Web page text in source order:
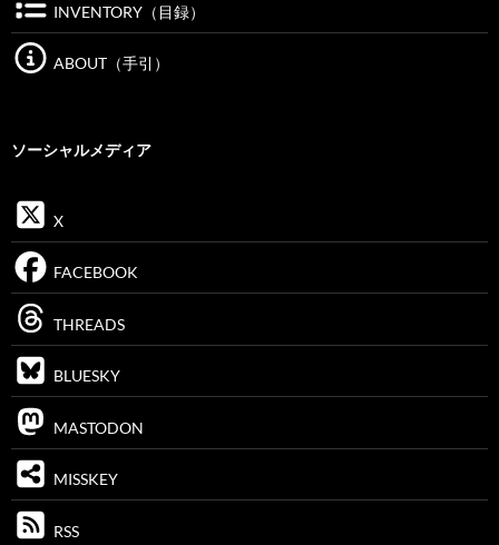
INVENTORY（目録）
ABOUT（手引）
ソーシャルメディア
X
FACEBOOK
THREADS
BLUESKY
MASTODON
MISSKEY
RSS